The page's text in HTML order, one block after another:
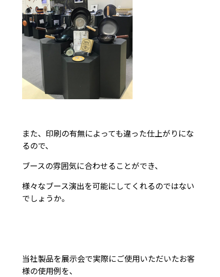
また、印刷の有無によっても違った仕上がりにな
るので、
ブースの雰囲気に合わせることができ、
様々なブース演出を可能にしてくれるのではない
でしょうか。
当社製品を展示会で実際にご使用いただいたお客
様の使用例を、